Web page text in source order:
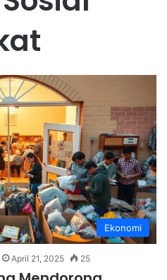
Ekonomi
April 21, 2025 25